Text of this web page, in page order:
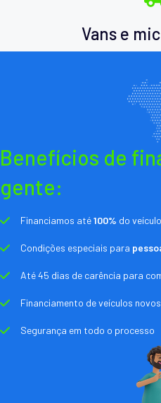
Vans e
Benefícios de
gente:
Financiamos até100% do
Condições especiais para
Até 45 dias de carência para
Financiamento de veículos
Segurança em todo o processo